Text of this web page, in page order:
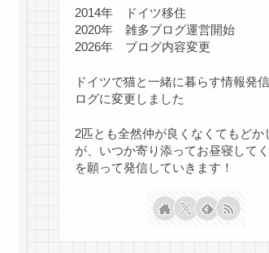
2014年 ドイツ移住
2020年 雑多ブログ運営開始
2026年 ブログ内容変更
ドイツで猫と一緒に暮らす情報発
ログに変更しました
2匹とも全然仲が良くなくてもどか
が、いつか寄り添ってお昼寝して
を願って発信していきます！